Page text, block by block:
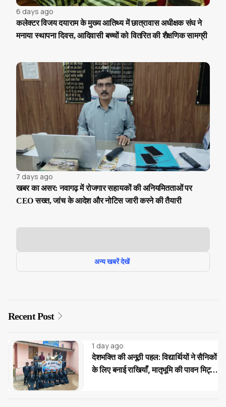
6 days ago
कलेक्टर विजय दयाराम के मुख्य आतिथ्य में छात्रावास अधीक्षक संघ ने
मनाया स्थापना दिवस, आदिवासी बच्चों को वितरित की शैक्षणिक सामग्री
7 days ago
खबर का असर: नवागढ़ में रोजगार सहायकों की अनियमितताओं पर
CEO सख्त, जांच के आदेश और नोटिस जारी करने की तैयारी
अन्य खबरें देखें
Recent Post
1 day ago
देशभक्ति की अनूठी पहल: विद्यार्थियों ने सैनिकों
के लिए बनाई राखियाँ, मातृभूमि की पावन मिट्टी